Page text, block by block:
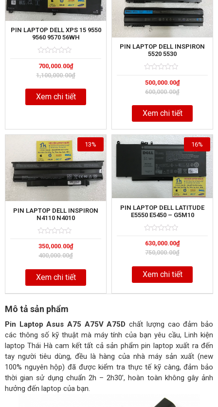
PIN LAPTOP DELL XPS 15 9550
9560 9570 56WH
0
out
of
1,100,000.00₫
700,000.00₫
Xem chi tiết
PIN LAPTOP DELL INSPIRON
5520 5530
0
out
of
600,000.00₫
500,000.00₫
Xem chi tiết
PIN LAPTOP DELL INSPIRON
N4110 N4010
0
out
of
400,000.00₫
350,000.00₫
13%
Xem chi tiết
PIN LAPTOP DELL LATITUDE
E5550 E5450 – G5M10
0
out
of
750,000.00₫
630,000.00₫
16%
Xem chi tiết
Mô tả sản phẩm
Pin Laptop Asus A75 A75V A75D chất lượng cao đảm bảo
các thông số kỹ thuật mà máy tính của bạn yêu cầu, Linh kiện
laptop Thái Hà cam kết tất cả sản phẩm pin laptop xuất ra đến
tay người tiêu dùng, đều là hàng của nhà máy sản xuất (new
100% nguyên hộp) đã được kiểm tra thực tế kỹ càng, đảm bảo
thời gian sử dụng chuẩn 2h – 2h30’, hoàn toàn không gây ảnh
hưởng đến laptop của bạn.